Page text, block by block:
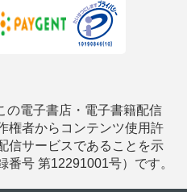
の電子書店・電子書籍配信
権者からコンテンツ使用許
信サービスであることを示
番号 第12291001号）です。